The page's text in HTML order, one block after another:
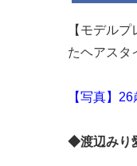
【モデル
たヘアスタ
【写真】
◆渡辺みり